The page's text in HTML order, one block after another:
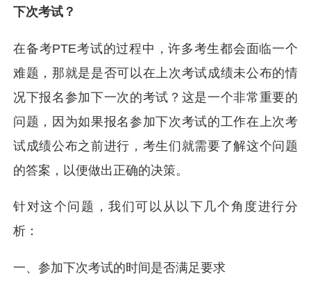
下次考试？
在备考PTE考试的过程中，许多考生都会面临一个
难题，那就是是否可以在上次考试成绩未公布的情
况下报名参加下一次的考试？这是一个非常重要的
问题，因为如果报名参加下次考试的工作在上次考
试成绩公布之前进行，考生们就需要了解这个问题
的答案，以便做出正确的决策。
针对这个问题，我们可以从以下几个角度进行分
析：
一、参加下次考试的时间是否满足要求